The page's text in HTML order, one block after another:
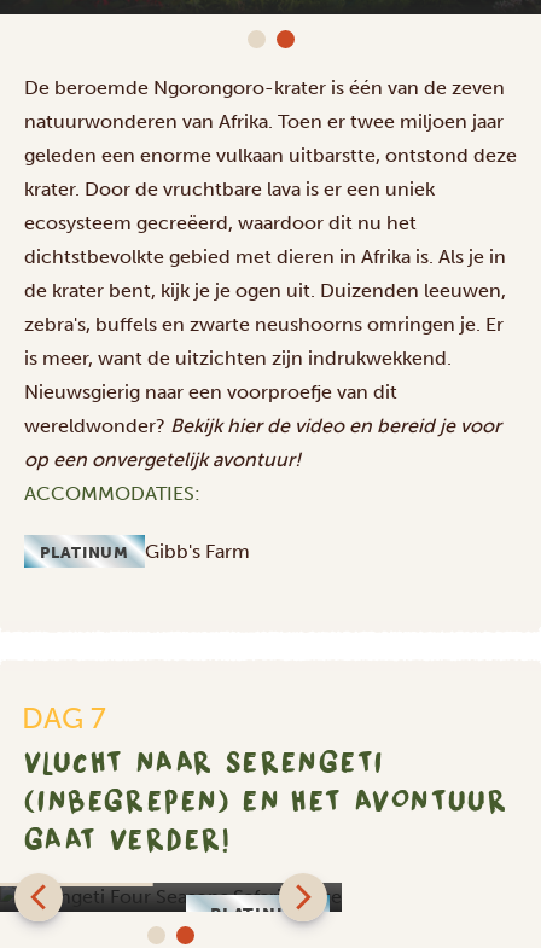
De beroemde Ngorongoro-krater is één van de zeven
natuurwonderen van Afrika. Toen er twee miljoen jaar
geleden een enorme vulkaan uitbarstte, ontstond deze
krater. Door de vruchtbare lava is er een uniek
ecosysteem gecreëerd, waardoor dit nu het
dichtstbevolkte gebied met dieren in Afrika is. Als je in
de krater bent, kijk je je ogen uit. Duizenden leeuwen,
zebra's, buffels en zwarte neushoorns omringen je. Er
is meer, want de uitzichten zijn indrukwekkend.
Nieuwsgierig naar een voorproefje van dit
wereldwonder? Bekijkhierde video en bereid je voor
op een onvergetelijk avontuur!
ACCOMMODATIES:
PLATINUM Gibb's Farm
DAG 7
VLUCHT NAAR SERENGETI
(INBEGREPEN) EN HET AVONTUUR
GAAT VERDER!
PLATINUM
Serengeti Four Seasons